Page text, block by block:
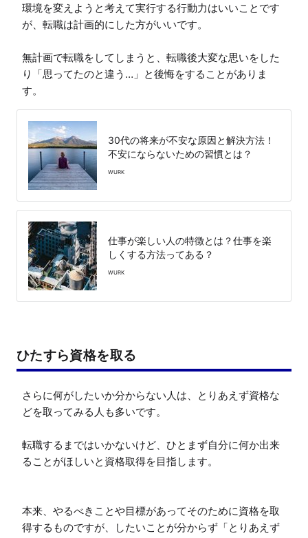
環境を変えようと考えて実行する行動力はいいことです
が、転職は計画的にした方がいいです。
無計画で転職をしてしまうと、転職後大変な思いをした
り「思ってたのと違う…」と後悔をすることがありま
す。
30代の将来が不安な原因と解決方法！
不安にならないための習慣とは？
WURK
仕事が楽しい人の特徴とは？仕事を楽
しくする方法ってある？
WURK
ひたすら資格を取る
さらに何がしたいか分からない人は、とりあえず資格な
どを取ってみる人も多いです。
転職するまではいかないけど、ひとまず自分に何か出来
ることがほしいと資格取得を目指します。
本来、やるべきことや目標があってそのために資格を取
得するものですが、したいことが分からず「とりあえず